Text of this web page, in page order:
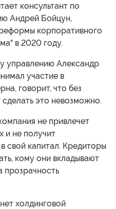
консультант по
Андрей Бойцун,
корпоративного
в 2020 году.
управлению Александр
участие в
говорит, что без
это невозможно.
не привлечет
и не получит
свой капитал. Кредиторы
кому они вкладывают
прозрачность
холдинговой